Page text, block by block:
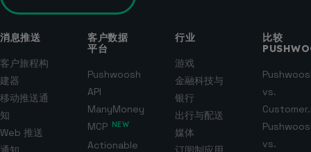
消息推送
客户旅程构
建器
移动推送通
知
Web 推送
客户数据
平台
Pushwoosh
API
ManyMoney
MCP
NEW
Actionable
行业
游戏
金融科技与
银行
出行与配送
媒体
比较
vs.
vs.